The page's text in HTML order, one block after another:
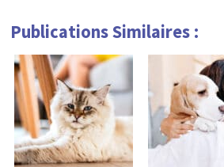
Publications Similaires :